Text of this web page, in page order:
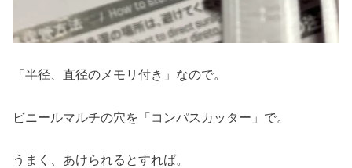
「半径、直径のメモリ付き」なので。
ビニールマルチの穴を「コンパスカッター」で。
うまく、あけられるとすれば。